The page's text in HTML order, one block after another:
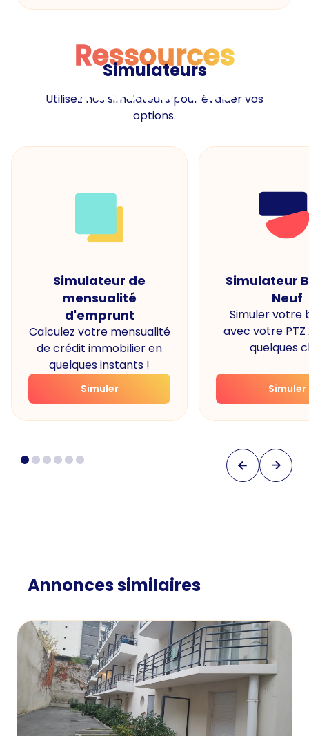
Ressources
Ressources
Simulateurs
Utilisez nos simulateurs pour évaluer vos
options.
Simulateur de
mensualité
d'emprunt
Calculez votre mensualité
de crédit immobilier en
quelques instants !
Simuler
Simulateur
Neuf
Simuler votre
avec votre PTZ
quelques
Simuler
Annonces similaires